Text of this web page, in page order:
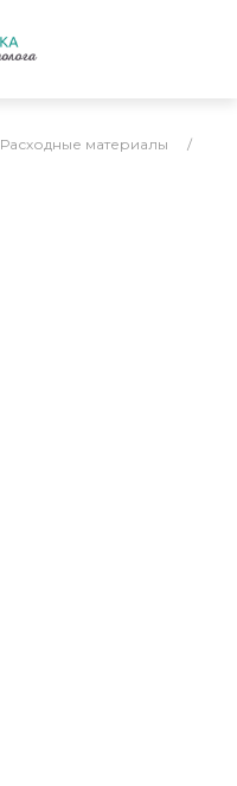
Расходные материалы
/